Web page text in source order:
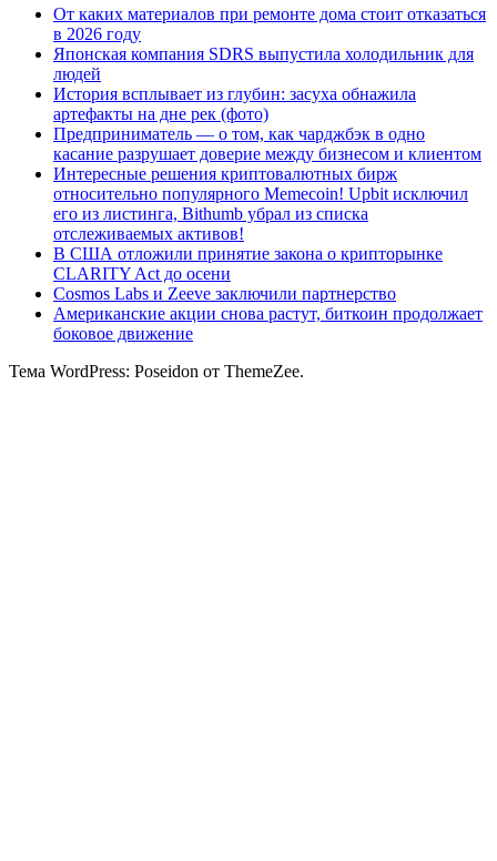
От каких материалов при ремонте дома стоит отказаться
в 2026 году
Японская компания SDRS выпустила холодильник для
людей
История всплывает из глубин: засуха обнажила
артефакты на дне рек (фото)
Предприниматель — о том, как чарджбэк в одно
касание разрушает доверие между бизнесом и клиентом
Интересные решения криптовалютных бирж
относительно популярного Memecoin! Upbit исключил
его из листинга, Bithumb убрал из списка
отслеживаемых активов!
В США отложили принятие закона о крипторынке
CLARITY Act до осени
Cosmos Labs и Zeeve заключили партнерство
Американские акции снова растут, биткоин продолжает
боковое движение
Тема WordPress: Poseidon от ThemeZee.